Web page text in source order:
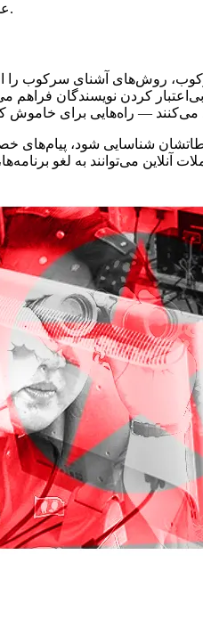
عدداشاره دارد؛ رمانی درباره‌ی سانسور و نابودی کتاب‌ها.
روش‌های آشنای سرکوب را
کردن نویسندگان
شناسایی شود، پیام‌های